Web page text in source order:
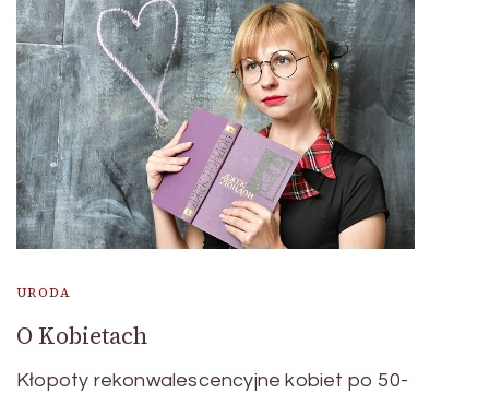
URODA
O Kobietach
Kłopoty rekonwalescencyjne kobiet po 50-